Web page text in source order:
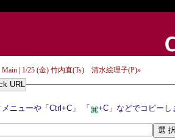
Main| 1/25 (金) 竹内直(Ts) 清水絵理子(P)»
URL
選択ボタンを押すとトラックバックURLが選択されるので，マウスの右クリックメニューや「Ctrl+C」 「 +C」などでコピーし